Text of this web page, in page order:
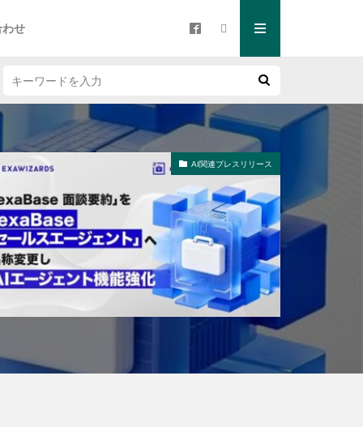
せ
AI関連プレスリリース